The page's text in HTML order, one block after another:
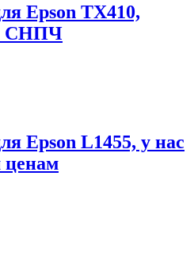
Epson TX410,
СНПЧ
Epson L1455, у нас
ценам